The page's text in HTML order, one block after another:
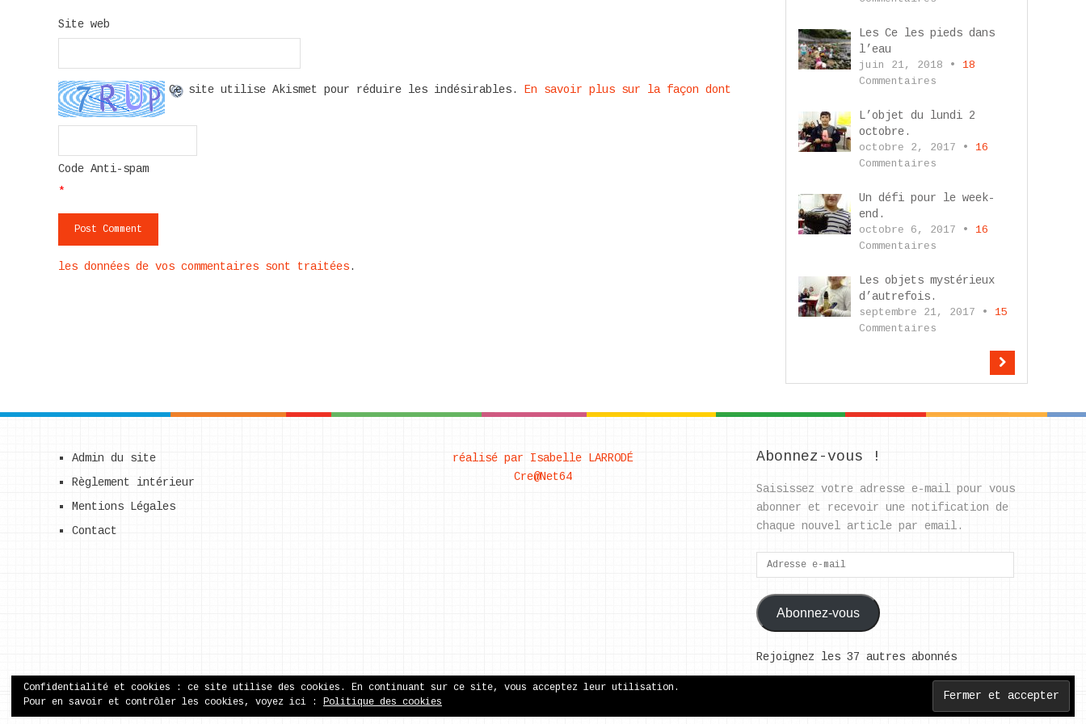
Site web
Code Anti-spam
*
Ce site utilise Akismet pour réduire les indésirables. En savoir plus sur la façon dont
les données de vos commentaires sont traitées.
Les Ce les pieds dans
l’eau
juin 21, 2018 • 18
Commentaires
L’objet du lundi 2
octobre.
octobre 2, 2017 • 16
Commentaires
Un défi pour le week-
end.
octobre 6, 2017 • 16
Commentaires
Les objets mystérieux
d’autrefois.
septembre 21, 2017 • 15
Commentaires
Admin du site
Règlement intérieur
Mentions Légales
Contact
réalisé par Isabelle LARRODÉ
Cre@Net64
Abonnez-vous !
Saisissez votre adresse e-mail pour vous
abonner et recevoir une notification de
chaque nouvel article par email.
Adresse
e-
mail
Abonnez-vous
Rejoignez les 37 autres abonnés
Copyright © 2026. Back to Top
Confidentialité et cookies : ce site utilise des cookies. En continuant sur ce site, vous acceptez leur utilisation.
Pour en savoir et contrôler les cookies, voyez ici : Politique des cookies